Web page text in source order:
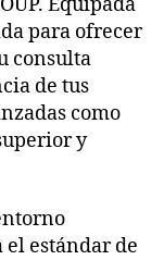
para ofrecer
consulta
de tus
como
y
estándar de